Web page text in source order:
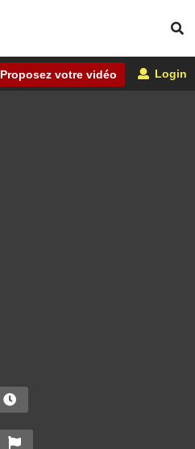
Proposez votre vidéo Login